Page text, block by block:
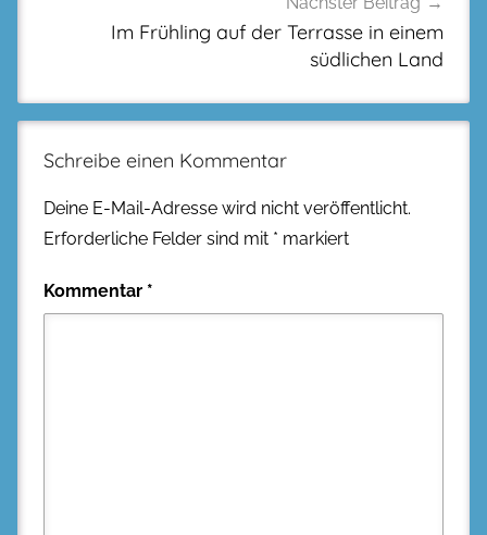
Im Frühling auf der Terrasse in einem
südlichen Land
Schreibe einen Kommentar
Deine E-Mail-Adresse wird nicht veröffentlicht.
Erforderliche Felder sind mit * markiert
Kommentar *